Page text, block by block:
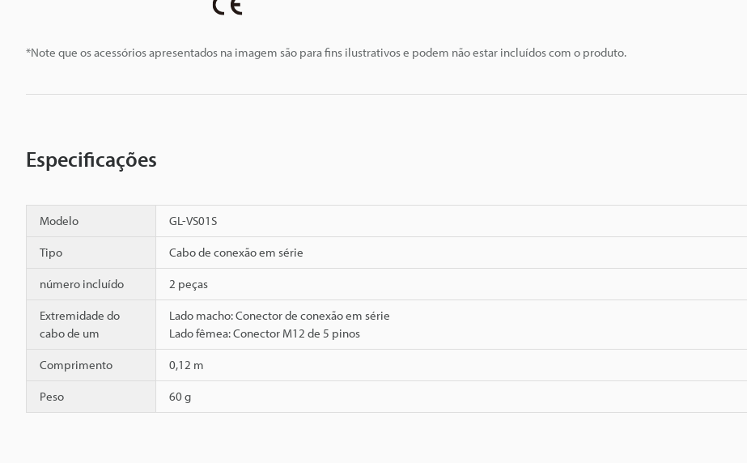
*Note que os acessórios apresentados na imagem são para fins ilustrativos e podem não estar incluídos com o produto.
Especificações
Modelo GL-VS01S
Tipo Cabo de conexão em série
número incluído 2 peças
Extremidade do
cabo de um
Lado macho: Conector de conexão em série
Lado fêmea: Conector M12 de 5 pinos
Comprimento 0,12 m
Peso 60 g